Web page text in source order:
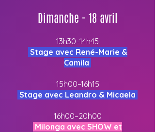
Dimanche - 18 avril
13h30–14h45
Stage avec René-Marie &
Camila
15h00–16h15
Stage avec Leandro & Micaela
16h00–20h00
Milonga avec SHOW et